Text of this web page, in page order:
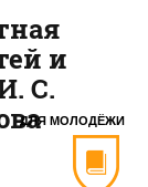
ДЛЯ МОЛОДЁЖИ
и
С.